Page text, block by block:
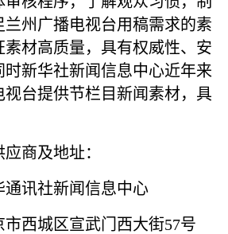
州广播电视台用稿需求的素
材高质量，具有权威性、安
新华社新闻信息中心近年来
台提供节栏目新闻素材，具
商及地址：
讯社新闻信息中心
西城区宣武门西大街57号